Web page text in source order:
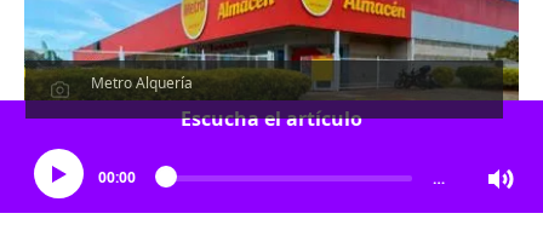
Metro Alquería
Escucha el artículo
00:00 …